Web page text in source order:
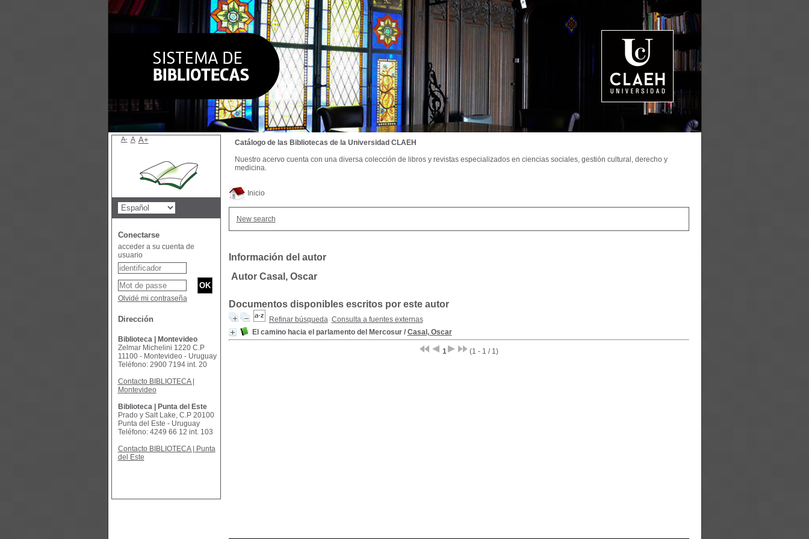
Inicio
New search
Información del autor
Autor Casal, Oscar
Documentos disponibles escritos por este autor
Refinar búsqueda Consulta a fuentes externas
El camino hacia el parlamento del Mercosur/ Casal, Oscar
1 (1 - 1 / 1)
Catálogo de las Bibliotecas de la Universidad CLAEH
Nuestro acervo cuenta con una diversa colección de libros y revistas especializados en ciencias sociales, gestión cultural, derecho y
medicina.
A- A A+
Conectarse
acceder a su cuenta de
usuario
Olvidé mi contraseña
Dirección
Biblioteca | Montevideo
Zelmar Michelini 1220 C.P
11100 - Montevideo - Uruguay
Teléfono: 2900 7194 int. 20
Contacto BIBLIOTECA |
Montevideo
Biblioteca | Punta del Este
Prado y Salt Lake, C.P 20100
Punta del Este - Uruguay
Teléfono: 4249 66 12 int. 103
Contacto BIBLIOTECA | Punta
del Este